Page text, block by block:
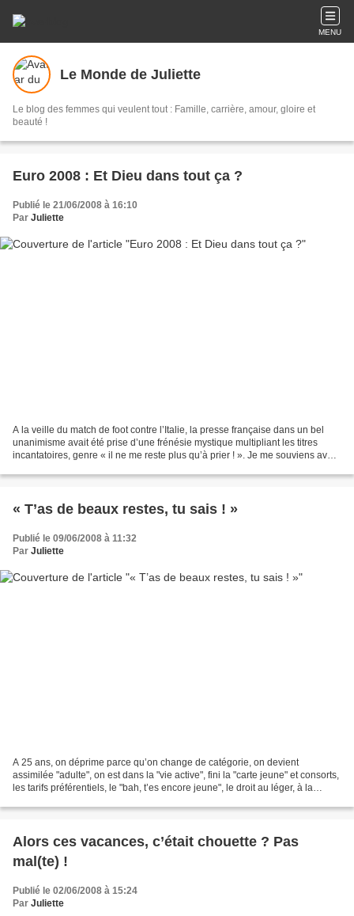
MENU
Le Monde de Juliette
Le blog des femmes qui veulent tout : Famille, carrière, amour, gloire et
beauté !
Euro 2008 : Et Dieu dans tout ça ?
Publié le 21/06/2008 à 16:10
Par Juliette
A la veille du match de foot contre l’Italie, la presse française dans un bel
unanimisme avait été prise d’une frénésie mystique multipliant les titres
incantatoires, genre « il ne me reste plus qu’à prier ! ». Je me souviens avoir
« T’as de beaux restes, tu sais ! »
Publié le 09/06/2008 à 11:32
Par Juliette
A 25 ans, on déprime parce qu’on change de catégorie, on devient
assimilée "adulte", on est dans la "vie active", fini la "carte jeune" et consorts,
les tarifs préférentiels, le "bah, t’es encore jeune", le droit au léger, à la
Alors ces vacances, c’était chouette ? Pas
mal(te) !
Publié le 02/06/2008 à 15:24
Par Juliette